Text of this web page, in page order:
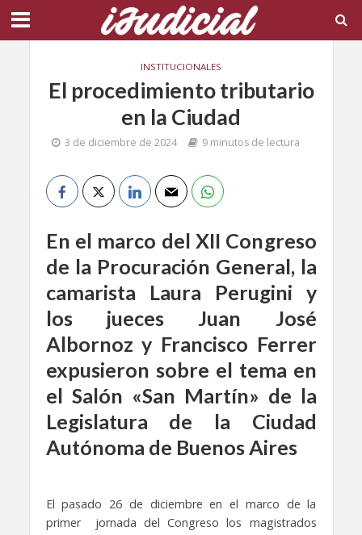
INSTITUCIONALES
El procedimiento tributario
en la Ciudad
3 de diciembre de 2024 9 minutos de lectura
En el marco del XII Congreso
de la Procuración General, la
camarista Laura Perugini y
los jueces Juan José
Albornoz y Francisco Ferrer
expusieron sobre el tema en
el Salón «San Martín» de la
Legislatura de la Ciudad
Autónoma de Buenos Aires
El pasado 26 de diciembre en el marco de la
primer jornada del Congreso los magistrados